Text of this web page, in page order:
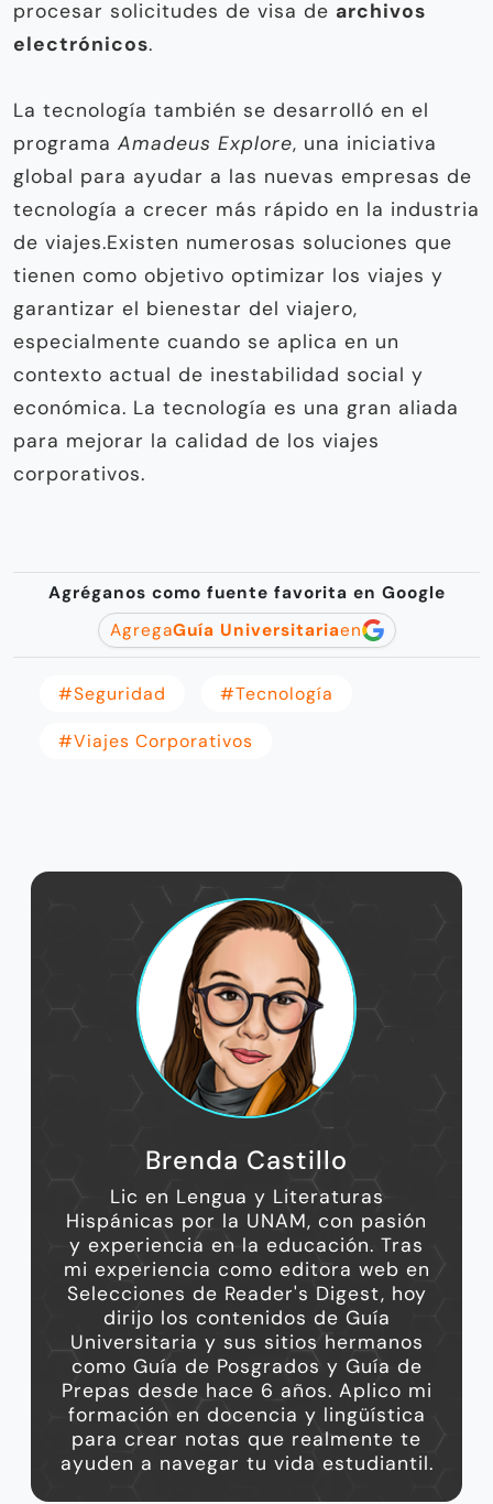
procesar solicitudes de visa de archivos
electrónicos.
La tecnología también se desarrolló en el
programa Amadeus Explore, una iniciativa
global para ayudar a las nuevas empresas de
tecnología a crecer más rápido en la industria
de viajes.Existen numerosas soluciones que
tienen como objetivo optimizar los viajes y
garantizar el bienestar del viajero,
especialmente cuando se aplica en un
contexto actual de inestabilidad social y
económica. La tecnología es una gran aliada
para mejorar la calidad de los viajes
corporativos.
Agréganos como fuente favorita en Google
AgregaGuía Universitariaen
#Seguridad #tecnología
#viajes Corporativos
Brenda Castillo
Lic en Lengua y Literaturas
Hispánicas por la UNAM, con pasión
y experiencia en la educación. Tras
mi experiencia como editora web en
Selecciones de Reader's Digest, hoy
dirijo los contenidos de Guía
Universitaria y sus sitios hermanos
como Guía de Posgrados y Guía de
Prepas desde hace 6 años. Aplico mi
formación en docencia y lingüística
para crear notas que realmente te
ayuden a navegar tu vida estudiantil.